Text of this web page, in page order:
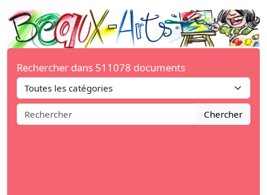
Rechercher dans 511078 documents
Chercher